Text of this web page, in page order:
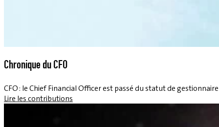
Chronique du CFO
CFO : le Chief Financial Officer est passé du statut de
Lire les contributions